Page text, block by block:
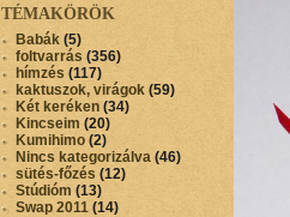
TÉMAKÖRÖK
Babák (5)
foltvarrás (356)
hímzés (117)
kaktuszok, virágok (59)
Két keréken (34)
Kincseim (20)
Kumihimo (2)
Nincs kategorizálva (46)
sütés-főzés (12)
Stúdióm (13)
Swap 2011 (14)